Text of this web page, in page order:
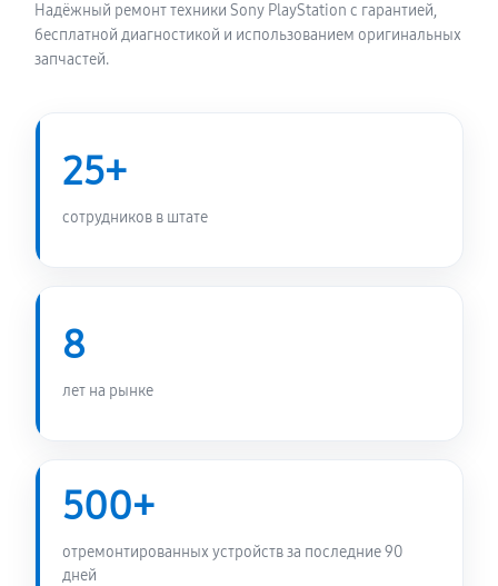
60 минут
Portal 2
PlayStation Portal 2
Замена считывающей головки
360 руб
Надёжный ремонт техники Sony PlayStation с гарантией,
бесплатной диагностикой и использованием оригинальных
запчастей.
25+
сотрудников в штате
8
лет на рынке
500+
отремонтированных устройств за последние 90
дней